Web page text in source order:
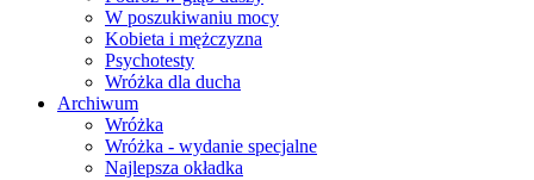
W poszukiwaniu mocy
Kobieta i mężczyzna
Psychotesty
Wróżka dla ducha
Archiwum
Wróżka
Wróżka - wydanie specjalne
Najlepsza okładka